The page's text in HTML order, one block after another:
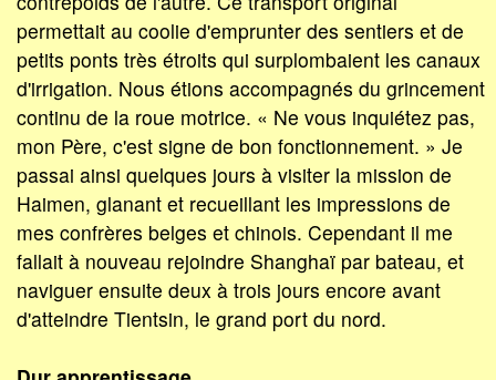
permettait au coolie d'emprunter des sentiers et de
petits ponts très étroits qui surplombaient les canaux
d'irrigation. Nous étions accompagnés du grincement
continu de la roue motrice. « Ne vous inquiétez pas,
mon Père, c'est signe de bon fonctionnement. » Je
passai ainsi quelques jours à visiter la mission de
Haimen, glanant et recueillant les impressions de
mes confrères belges et chinois. Cependant il me
fallait à nouveau rejoindre Shanghaï par bateau, et
naviguer ensuite deux à trois jours encore avant
d'atteindre Tientsin, le grand port du nord.